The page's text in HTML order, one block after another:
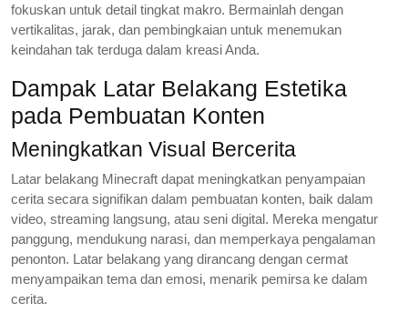
fokuskan untuk detail tingkat makro. Bermainlah dengan
vertikalitas, jarak, dan pembingkaian untuk menemukan
keindahan tak terduga dalam kreasi Anda.
Dampak Latar Belakang Estetika
pada Pembuatan Konten
Meningkatkan Visual Bercerita
Latar belakang Minecraft dapat meningkatkan penyampaian
cerita secara signifikan dalam pembuatan konten, baik dalam
video, streaming langsung, atau seni digital. Mereka mengatur
panggung, mendukung narasi, dan memperkaya pengalaman
penonton. Latar belakang yang dirancang dengan cermat
menyampaikan tema dan emosi, menarik pemirsa ke dalam
cerita.